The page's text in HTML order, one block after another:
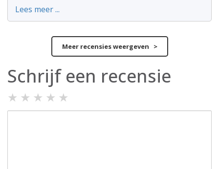
Lees meer ...
Meer recensies weergeven >
Schrijf een recensie
★ ★ ★ ★ ★